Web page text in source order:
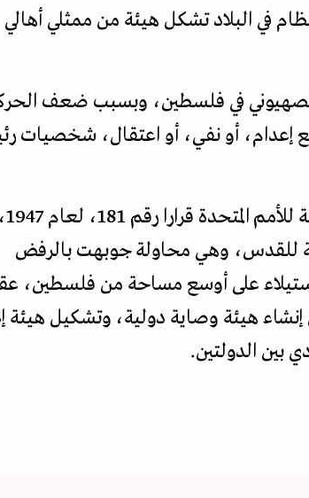
في البلاد تشكل هيئة من ممثلي أهالي
الصهيوني في فلسطين، وبسبب ضعف
بعد إجهاض الثورة المسلحة (1936-1939)، مع إعدام، أو نفي، أو اعتقال،
بعد
للقدس، وهي محاولة جوبهت بالرفض
على أوسع مساحة من فلسطين،
إنشاء هيئة وصاية دولية، وتشكيل هيئة
بين الدولتين.